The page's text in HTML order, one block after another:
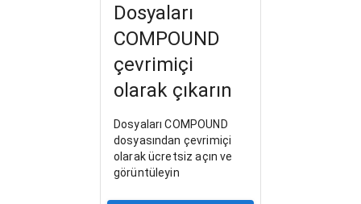
Dosyaları
COMPOUND
çevrimiçi
olarak çıkarın
Dosyaları COMPOUND
dosyasından çevrimiçi
olarak ücretsiz açın ve
görüntüleyin